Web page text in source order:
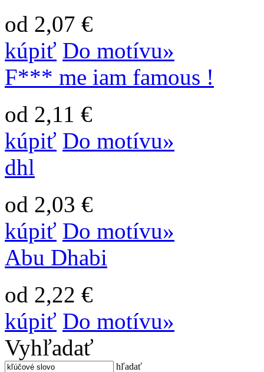
od 2,07 €
kúpiť Do motívu»
F*** me iam famous !
od 2,11 €
kúpiť Do motívu»
dhl
od 2,03 €
kúpiť Do motívu»
Abu Dhabi
od 2,22 €
kúpiť Do motívu»
Vyhľadať
hľadať